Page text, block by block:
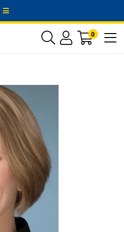
0